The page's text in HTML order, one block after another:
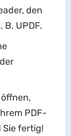
den
UPDF.
PDF-
Sie fertig!